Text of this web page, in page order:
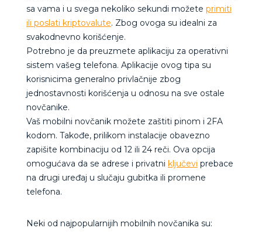
sa vama i u svega nekoliko sekundi možete primiti
ili poslati kriptovalute. Zbog ovoga su idealni za
svakodnevno korišćenje.
Potrebno je da preuzmete aplikaciju za operativni
sistem vašeg telefona. Aplikacije ovog tipa su
korisnicima generalno privlačnije zbog
jednostavnosti korišćenja u odnosu na sve ostale
novčanike.
Vaš mobilni novčanik možete zaštiti pinom i 2FA
kodom. Takođe, prilikom instalacije obavezno
zapišite kombinaciju od 12 ili 24 reči. Ova opcija
omogućava da se adrese i privatni ključevi prebace
na drugi uređaj u slučaju gubitka ili promene
telefona.
Neki od najpopularnijih mobilnih novčanika su: